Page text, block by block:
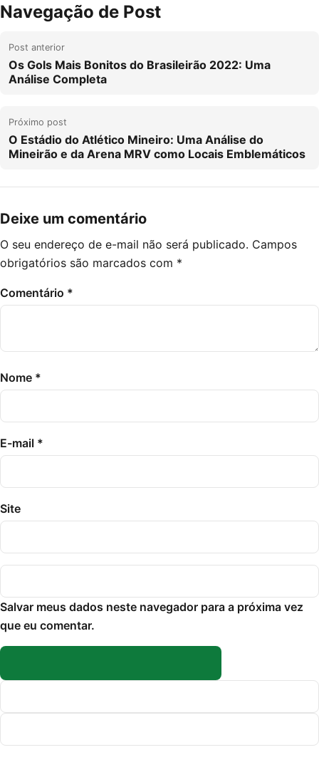
Navegação de Post
Post anterior
Os Gols Mais Bonitos do Brasileirão 2022: Uma
Análise Completa
Próximo post
O Estádio do Atlético Mineiro: Uma Análise do
Mineirão e da Arena MRV como Locais Emblemáticos
Deixe um comentário
O seu endereço de e-mail não será publicado. Campos
obrigatórios são marcados com *
Comentário *
Nome *
E-mail *
Site
Salvar meus dados neste navegador para a próxima vez
que eu comentar.